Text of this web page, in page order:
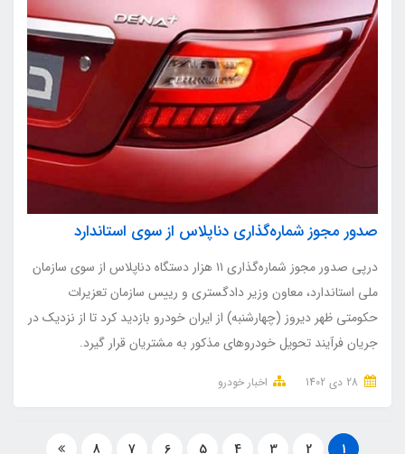
صدور مجوز شماره‌گذاری دناپلاس از سوی استاندارد
درپی صدور مجوز شماره‌گذاری ۱۱ هزار دستگاه دناپلاس از سوی سازمان
ملی استاندارد، معاون وزیر دادگستری و رییس سازمان تعزیرات
حکومتی ظهر دیروز (چهارشنبه) از ایران خودرو بازدید کرد تا از نزدیک در
جریان فرآیند تحویل خودروهای مذکور به مشتریان قرار گیرد.
اخبار خودرو
1
2
3
4
5
6
7
8